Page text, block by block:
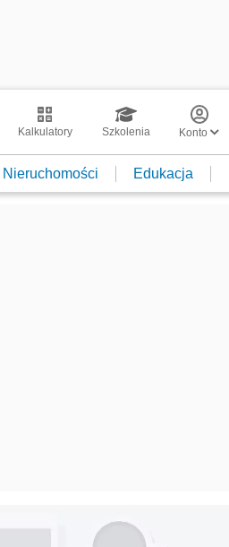
Kalkulatory Szkolenia Konto
Nieruchomości Edukacja